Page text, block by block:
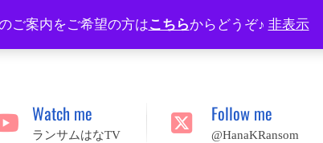
ご案内をご希望の方はこちらからどうぞ♪ 非表示
プロフィール FAQ
Watch me
ランサムはなTV
Follow me
@HanaKRansom